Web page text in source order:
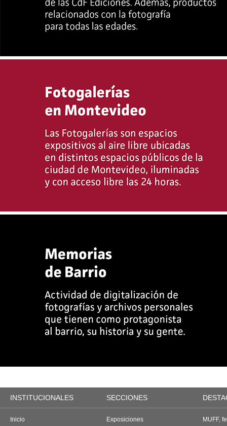
INSTITUCIONALES SECCIONES
Inicio
Exposiciones
MUFF,